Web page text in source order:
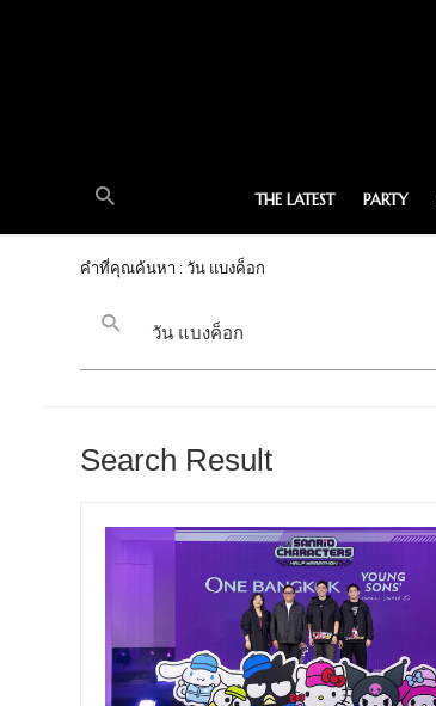
THE LATEST PARTY
คำที่คุณค้นหา : วัน แบงค็อก
Search Result